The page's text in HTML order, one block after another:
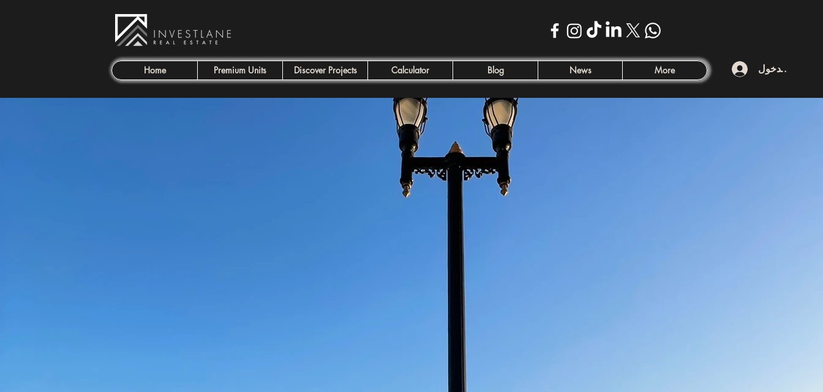
Home Premium Units Discover Projects Calculator Blog News More تسجيل الدخول